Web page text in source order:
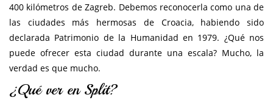
400 kilómetros de Zagreb. Debemos reconocerla como una de
las ciudades más hermosas de Croacia, habiendo sido
declarada Patrimonio de la Humanidad en 1979. ¿Qué nos
puede ofrecer esta ciudad durante una escala? Mucho, la
verdad es que mucho.
¿Qué ver en Split?